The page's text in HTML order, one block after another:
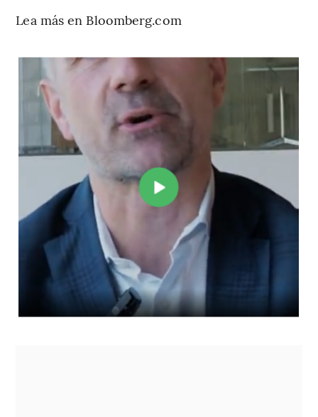
Lea más en Bloomberg.com